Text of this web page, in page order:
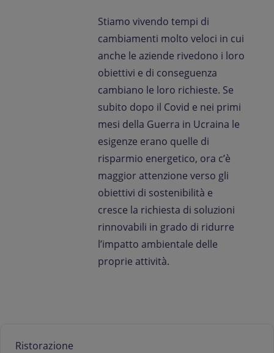
Stiamo vivendo tempi di
cambiamenti molto veloci in cui
anche le aziende rivedono i loro
obiettivi e di conseguenza
cambiano le loro richieste. Se
subito dopo il Covid e nei primi
mesi della Guerra in Ucraina le
esigenze erano quelle di
risparmio energetico, ora c’è
maggior attenzione verso gli
obiettivi di sostenibilità e
cresce la richiesta di soluzioni
rinnovabili in grado di ridurre
l’impatto ambientale delle
proprie attività.
Ristorazione